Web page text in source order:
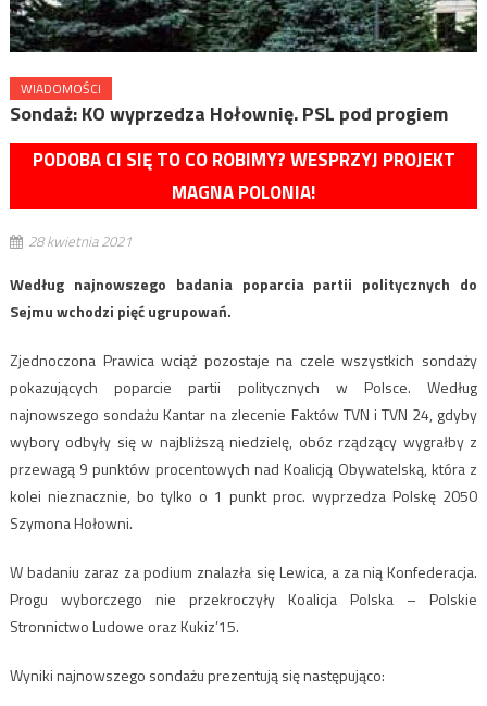
WIADOMOŚCI
Sondaż: KO wyprzedza Hołownię. PSL pod progiem
PODOBA CI SIĘ TO CO ROBIMY? WESPRZYJ PROJEKT
MAGNA POLONIA!
28 kwietnia 2021
Według najnowszego badania poparcia partii politycznych do
Sejmu wchodzi pięć ugrupowań.
Zjednoczona Prawica wciąż pozostaje na czele wszystkich sondaży
pokazujących poparcie partii politycznych w Polsce. Według
najnowszego sondażu Kantar na zlecenie Faktów TVN i TVN 24, gdyby
wybory odbyły się w najbliższą niedzielę, obóz rządzący wygrałby z
przewagą 9 punktów procentowych nad Koalicją Obywatelską, która z
kolei nieznacznie, bo tylko o 1 punkt proc. wyprzedza Polskę 2050
Szymona Hołowni.
W badaniu zaraz za podium znalazła się Lewica, a za nią Konfederacja.
Progu wyborczego nie przekroczyły Koalicja Polska – Polskie
Stronnictwo Ludowe oraz Kukiz’15.
Wyniki najnowszego sondażu prezentują się następująco: